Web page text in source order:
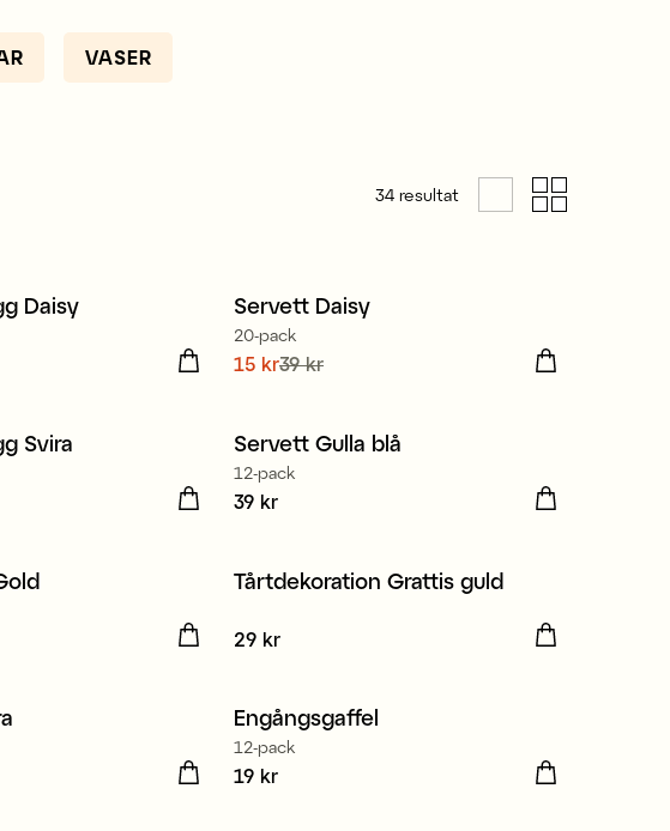
VASER
34 resultat
Daisy Sale
Servett Daisy
20-pack
Nuvarande pris
15 kr39 kr
Svira 3 för 99 kr
Servett Gulla blå
12-pack
Pris:
39 kr
Tårtdekoration Grattis guld
Pris:
29 kr
Engångsgaffel
12-pack
Pris:
19 kr